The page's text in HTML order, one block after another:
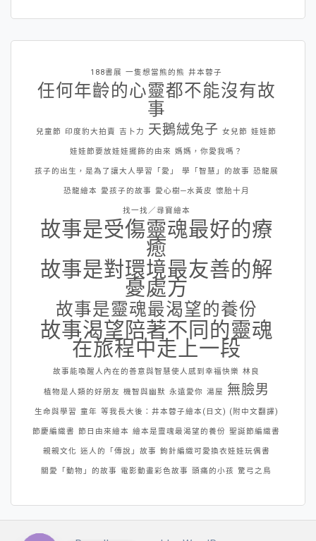
188書展 一隻想當熊的熊 井本蓉子
任何年齡的心靈都不能沒有故
事
兒童節 印度豹大拍賣 吉卜力 天鵝絨兔子 女兒節 娃娃節
娃娃節要放娃娃擺飾的由來 媽媽，你愛我嗎？
孩子的出生，是為了讓大人學習「愛」 學「智慧」的故事 恐龍展
恐龍繪本 愛孩子的故事 愛心樹─水黃皮 懷胎十月
找一找／尋寶繪本
故事是受傷靈魂最好的療
癒
故事是對環境最友善的解
憂處方
故事是靈魂最渴望的養份
故事渴望陪著不同的靈魂
在旅程中走上一段
故事能喚醒人內在的善意與智慧使人感到幸福快樂 林良
植物是人類的好朋友 機智與幽默 永遠愛你 湯屋 無臉男
生命與學習 童年 等我長大後：井本蓉子繪本(日文) (附中文翻譯)
節慶編織書 節日由來繪本 繪本是靈魂最渴望的養份 聖誕節編織書
親親文化 迷人的「傳說」故事 鉤針編織可愛換衣娃娃玩偶書
關愛「動物」的故事 電影動畫彩色故事 頭痛的小孩 驚弓之鳥